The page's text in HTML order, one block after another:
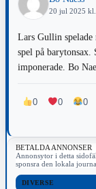
20 jul 2025
Lars Gullin spelade
spel på
imponerade. Bo
0 0 0
BETALDA ANNONSER
Annonsytor i detta
sponsra den lokala
DIVERSE